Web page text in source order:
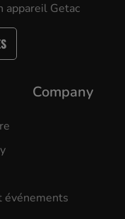
appareil Getac
Company
événements